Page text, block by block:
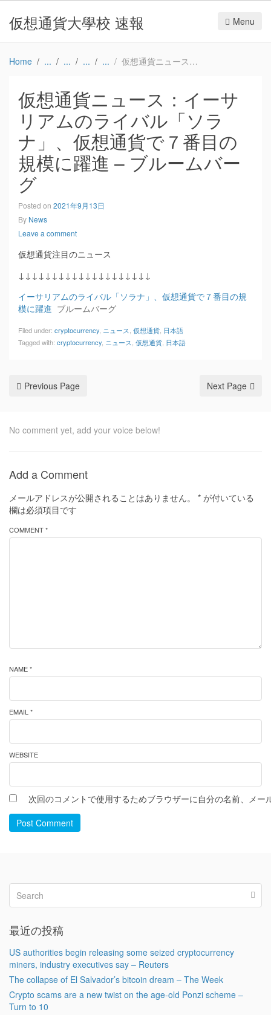
仮想通貨大學校 速報 Menu
Home 仮想通貨ニュース：イーサリアムのライバル「ソラナ」、仮想通貨で７番目の規模に躍進 – ブルームバーグ
仮想通貨ニュース：イーサ
リアムのライバル「ソラ
ナ」、仮想通貨で７番目の
規模に躍進 – ブルームバー
グ
Posted on 2021年9月13日
By News
Leave a comment
仮想通貨注目のニュース
↓↓↓↓↓↓↓↓↓↓↓↓↓↓↓↓↓↓↓↓
イーサリアムのライバル「ソラナ」、仮想通貨で７番目の規
模に躍進 ブルームバーグ
Filed under: cryptocurrency ニュース 仮想通貨 日本語
Tagged with: cryptocurrency ニュース 仮想通貨 日本語
Previous Page Next Page
No comment yet, add your voice below!
Add a Comment
メールアドレスが公開されることはありません。 * が付いている
欄は必須項目です
COMMENT *
NAME *
EMAIL *
WEBSITE
次回のコメントで使用するためブラウザーに自分の名前、メー
Post Comment
最近の投稿
US authorities begin releasing some seized cryptocurrency
miners, industry executives say – Reuters
The collapse of El Salvador’s bitcoin dream – The Week
Crypto scams are a new twist on the age-old Ponzi scheme –
Turn to 10